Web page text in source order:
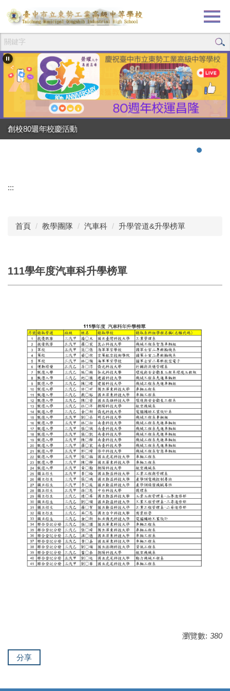
跳
到
要
內
容
區
創校80週年校慶活動
強棒出擊!!!狂賀校長
:::
首頁 教學團隊 汽車科 升學管道&升學榜單
111學年度汽車科升學榜單
瀏覽數: 380
分享